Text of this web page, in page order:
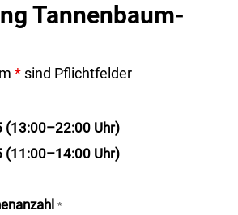
Tannenbaum-
*sind Pflichtfelder
(13:00–22:00 Uhr)
(11:00–14:00 Uhr)
*